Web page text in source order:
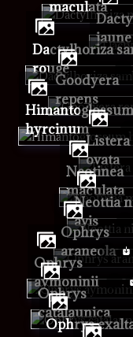
maculata
Dactylhoriza sambucina
jaune
Dactylhoriza sambucina
rouge
Goodyera
repens
Himantoglossum
hyrcinum
Listera
ovata
Neotinea
maculata
Neottia nidus
avis
Ophrys
araneola
Ophrys
aymoninii
Ophrys
catalaunica
Ophrys exaltata